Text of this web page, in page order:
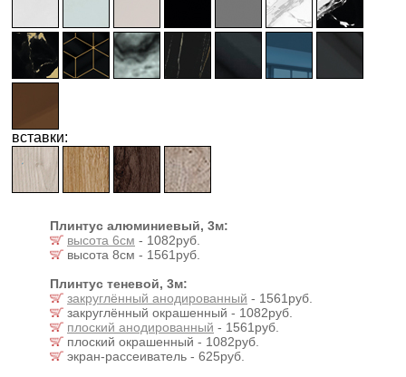
вставки:
Плинтус алюминиевый, 3м:
высота 6см - 1082руб.
высота 8см - 1561руб.
Плинтус теневой, 3м:
закруглённый анодированный - 1561руб.
закруглённый окрашенный - 1082руб.
плоский анодированный - 1561руб.
плоский окрашенный - 1082руб.
экран-рассеиватель - 625руб.